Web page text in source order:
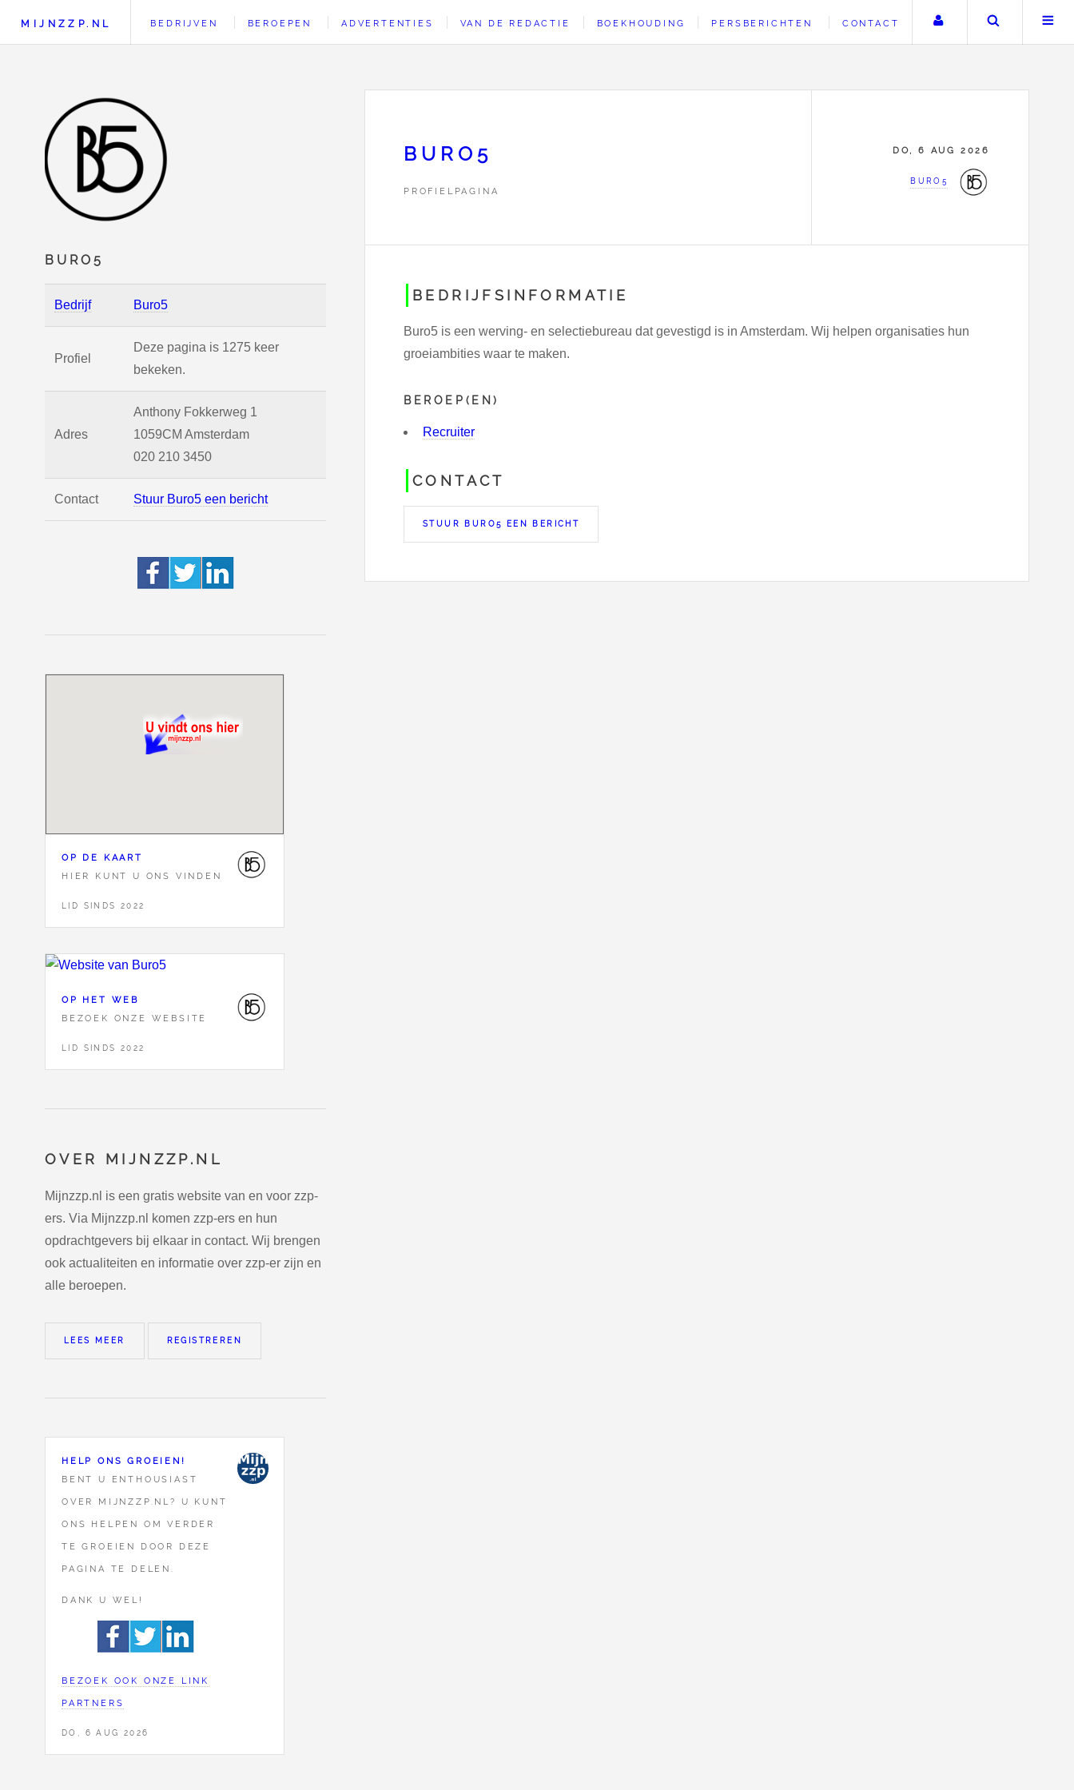
BURO5
Bedrijf Buro5
Profiel
Deze pagina is 1275 keer
bekeken.
Adres
Anthony Fokkerweg 1
1059CM Amsterdam
020 210 3450
Contact Stuur Buro5 een bericht
OP DE KAART
HIER KUNT U ONS VINDEN
LID SINDS 2022
OP HET WEB
BEZOEK ONZE WEBSITE
LID SINDS 2022
OVER MIJNZZP.NL
Mijnzzp.nl is een gratis website van en voor zzp-
ers. Via Mijnzzp.nl komen zzp-ers en hun
opdrachtgevers bij elkaar in contact. Wij brengen
ook actualiteiten en informatie over zzp-er zijn en
alle beroepen.
LEES MEER REGISTREREN
HELP ONS GROEIEN!
BENT U ENTHOUSIAST
OVER MIJNZZP.NL? U KUNT
ONS HELPEN OM VERDER
TE GROEIEN DOOR DEZE
PAGINA TE DELEN.
DANK U WEL!
BEZOEK OOK ONZE LINK
PARTNERS
DO, 6 AUG 2026
MIJNZZP.NL BEDRIJVEN BEROEPEN ADVERTENTIES VAN DE REDACTIE BOEKHOUDING PERSBERICHTEN CONTACT Uw accountZoeken
BURO5
PROFIELPAGINA
DO, 6 AUG 2026
BURO5
BEDRIJFSINFORMATIE
Buro5 is een werving- en selectiebureau dat gevestigd is in Amsterdam. Wij helpen organisaties hun
groeiambities waar te maken.
BEROEP(EN)
Recruiter
CONTACT
STUUR BURO5 EEN BERICHT